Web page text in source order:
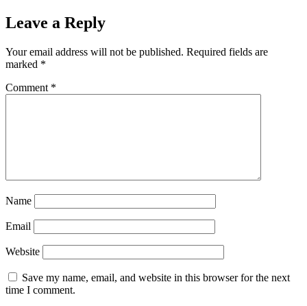
Leave a Reply
Your email address will not be published. Required fields are
marked *
Comment *
Name
Email
Website
Save my name, email, and website in this browser for the next
time I comment.